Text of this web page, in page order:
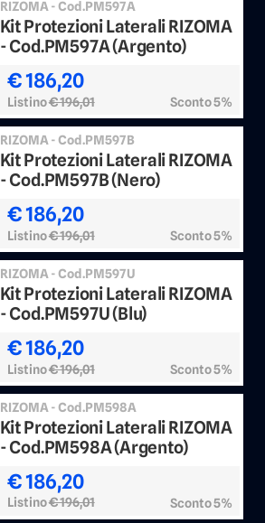
RIZOMA - Cod.PM597A
Kit Protezioni Laterali RIZOMA
- Cod.PM597A (Argento)
€ 186,20
Listino€ 196,01 Sconto 5%
RIZOMA - Cod.PM597B
Kit Protezioni Laterali RIZOMA
- Cod.PM597B (Nero)
€ 186,20
Listino€ 196,01 Sconto 5%
RIZOMA - Cod.PM597U
Kit Protezioni Laterali RIZOMA
- Cod.PM597U (Blu)
€ 186,20
Listino€ 196,01 Sconto 5%
RIZOMA - Cod.PM598A
Kit Protezioni Laterali RIZOMA
- Cod.PM598A (Argento)
€ 186,20
Listino€ 196,01 Sconto 5%